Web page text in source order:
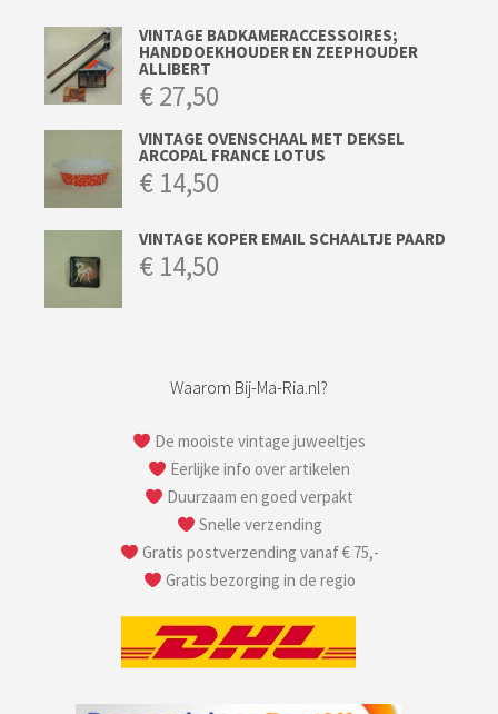
VINTAGE BADKAMERACCESSOIRES;
HANDDOEKHOUDER EN ZEEPHOUDER
ALLIBERT
€27,50
VINTAGE OVENSCHAAL MET DEKSEL
ARCOPAL FRANCE LOTUS
€ 14,50
VINTAGE KOPER EMAIL SCHAALTJE PAARD
€ 14,50
Waarom Bij-Ma-Ria.nl?
De mooiste vintage juweeltjes
Eerlijke info over artikelen
Duurzaam en goed verpakt
Snelle verzending
Gratis postverzending vanaf € 75,-
Gratis bezorging in de regio